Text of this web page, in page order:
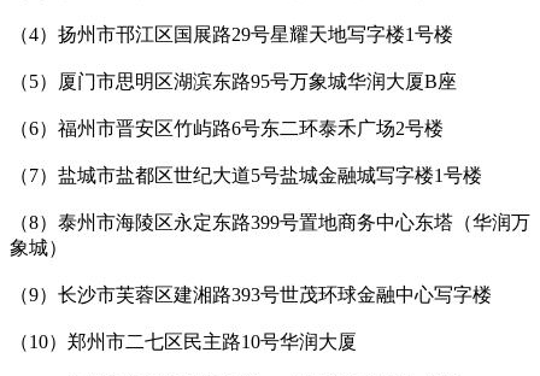
（4）扬州市邗江区国展路29号星耀天地写字楼1号楼
（5）厦门市思明区湖滨东路95号万象城华润大厦B座
（6）福州市晋安区竹屿路6号东二环泰禾广场2号楼
（7）盐城市盐都区世纪大道5号盐城金融城写字楼1号楼
（8）泰州市海陵区永定东路399号置地商务中心东塔（华润万
象城）
（9）长沙市芙蓉区建湘路393号世茂环球金融中心写字楼
（10）郑州市二七区民主路10号华润大厦